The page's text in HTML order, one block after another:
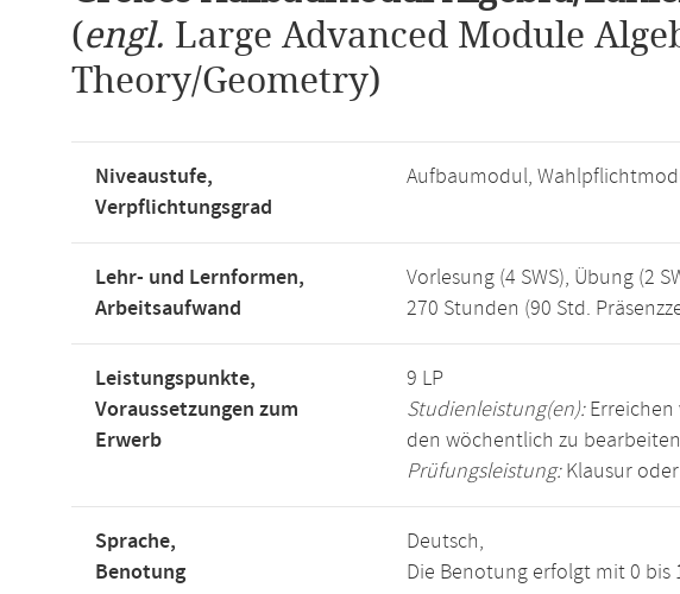
(engl. Large Advanced Module
Theory/Geometry)
Niveaustufe,
Verpflichtungsgrad
Aufbaumodul,
Lehr- und Lernformen,
Arbeitsaufwand
Vorlesung (4 SWS), Übung (2
270 Stunden (90 Std.
Leistungspunkte,
Voraussetzungen zum
Erwerb
9 LP
Studienleistung(en):Erreichen
den wöchentlich zu
Prüfungsleistung:Klausur
Sprache,
Benotung
Deutsch,
Die Benotung erfolgt mit 0